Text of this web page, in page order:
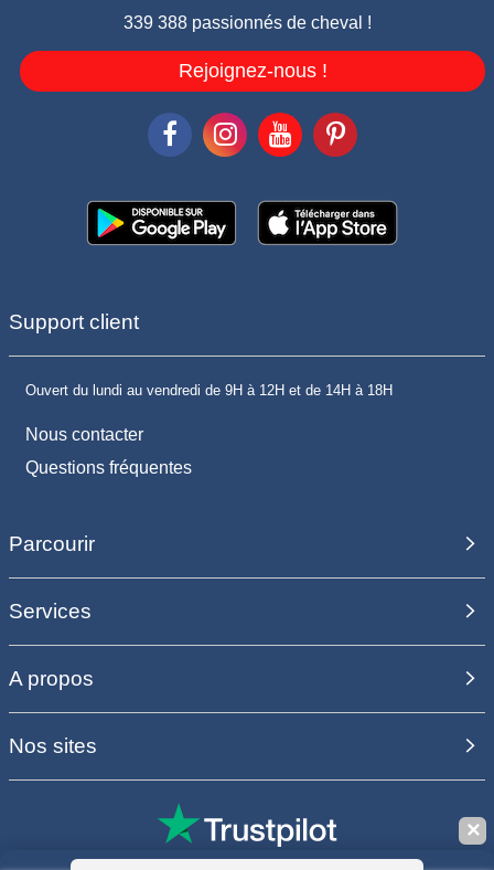
339 388 passionnés de cheval !
Rejoignez-nous !
Support client
Ouvert du lundi au vendredi de 9H à 12H et de 14H à 18H
Nous contacter
Questions fréquentes
Parcourir
Services
A propos
Nos sites
✕